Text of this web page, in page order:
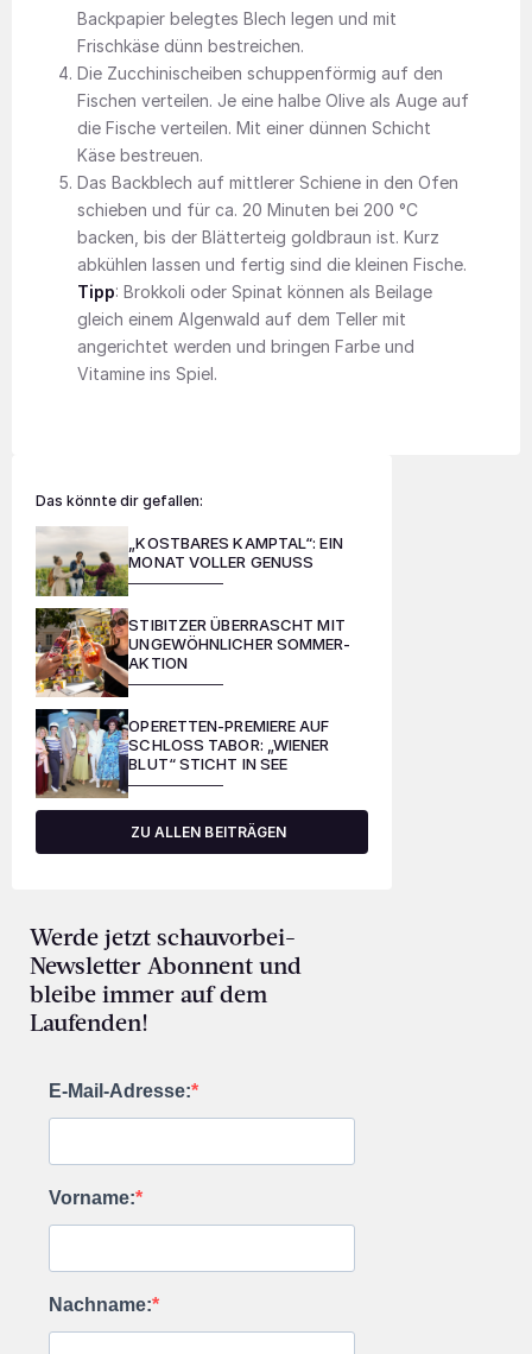
Backpapier belegtes Blech legen und mit
Frischkäse dünn bestreichen.
Die Zucchinischeiben schuppenförmig auf den
Fischen verteilen. Je eine halbe Olive als Auge auf
die Fische verteilen. Mit einer dünnen Schicht
Käse bestreuen.
Das Backblech auf mittlerer Schiene in den Ofen
schieben und für ca. 20 Minuten bei 200 °C
backen, bis der Blätterteig goldbraun ist. Kurz
abkühlen lassen und fertig sind die kleinen Fische.
Tipp: Brokkoli oder Spinat können als Beilage
gleich einem Algenwald auf dem Teller mit
angerichtet werden und bringen Farbe und
Vitamine ins Spiel.
Das könnte dir gefallen:
„KOSTBARES KAMPTAL“: EIN
MONAT VOLLER GENUSS
STIBITZER ÜBERRASCHT MIT
UNGEWÖHNLICHER SOMMER-
AKTION
OPERETTEN-PREMIERE AUF
SCHLOSS TABOR: „WIENER
BLUT“ STICHT IN SEE
ZU ALLEN BEITRÄGEN
Werde jetzt schauvorbei-
Newsletter Abonnent und
bleibe immer auf dem
Laufenden!
E-Mail-Adresse:
Vorname:
Nachname: